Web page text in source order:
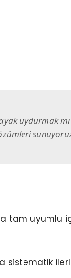
uydurmak
tam uyumlu
sistematik